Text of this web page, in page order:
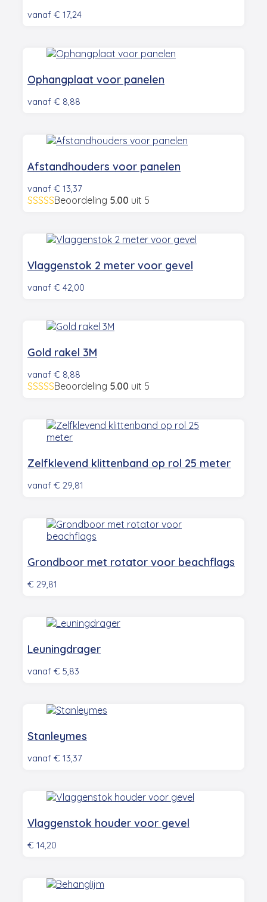
vanaf € 17,24
Ophangplaat voor panelen
vanaf € 8,88
Afstandhouders voor panelen
vanaf € 13,37
Beoordeling 5.00 uit 5
Vlaggenstok 2 meter voor gevel
vanaf € 42,00
Gold rakel 3M
vanaf € 8,88
Beoordeling 5.00 uit 5
Zelfklevend klittenband op rol 25 meter
vanaf € 29,81
Grondboor met rotator voor beachflags
€ 29,81
Leuningdrager
vanaf € 5,83
Stanleymes
vanaf € 13,37
Vlaggenstok houder voor gevel
€ 14,20